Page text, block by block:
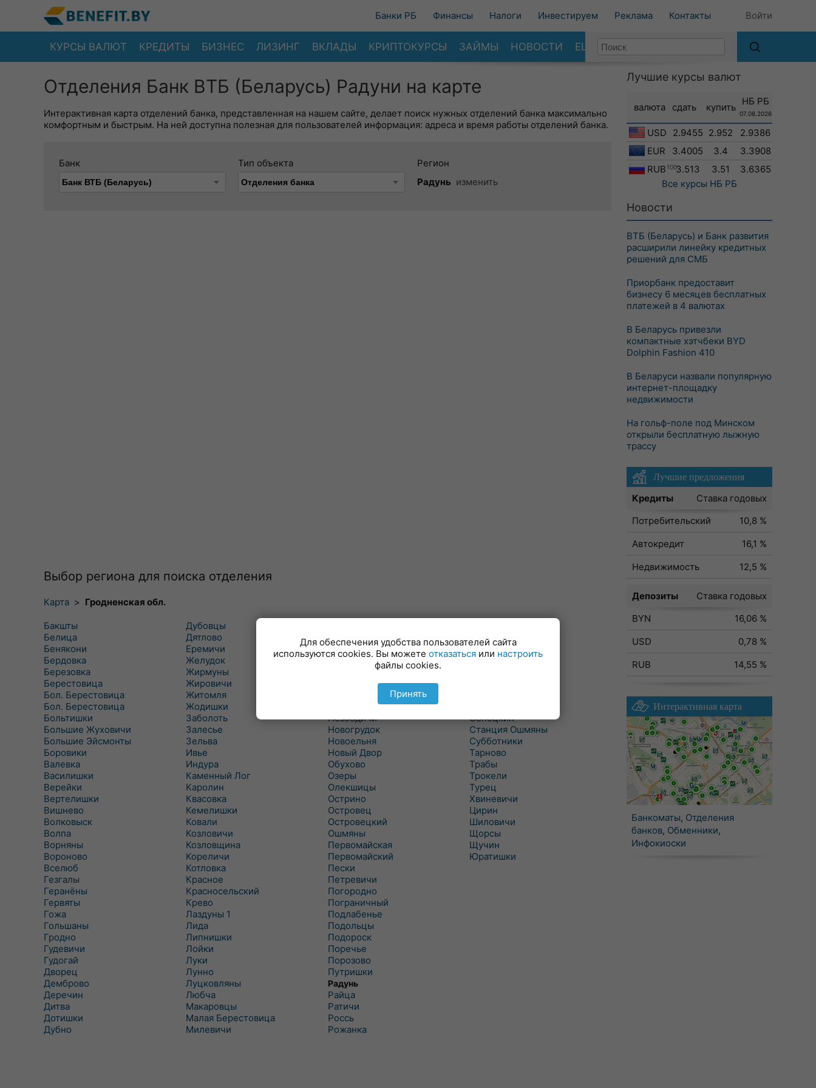
Банки РБ Финансы Налоги Инвестируем Реклама Контакты Войти
КУРСЫ ВАЛЮТ КРЕДИТЫ БИЗНЕС ЛИЗИНГ ВКЛАДЫ КРИПТОКУРСЫ ЗАЙМЫ НОВОСТИ ЕЩЕ
Отделения Банк ВТБ (Беларусь) Радуни на карте
Интерактивная карта отделений банка, представленная на нашем сайте, делает поиск нужных отделений банка максимально
комфортным и быстрым. На ней доступна полезная для пользователей информация: адреса и время работы отделений банка.
Банк Тип объекта
Регион
Радунь изменить
Выбор региона для поиска отделения
Карта > Гродненская обл.
Бакшты
Белица
Бенякони
Бердовка
Березовка
Берестовица
Бол. Берестовица
Бол. Берестовица
Больтишки
Большие Жуховичи
Большие Эйсмонты
Боровики
Валевка
Василишки
Верейки
Вертелишки
Вишнево
Волковыск
Волпа
Ворняны
Вороново
Вселюб
Гезгалы
Геранёны
Гервяты
Гожа
Гольшаны
Гродно
Гудевичи
Гудогай
Дворец
Демброво
Деречин
Дитва
Дотишки
Дубно
Дубовцы
Дятлово
Еремичи
Желудок
Жирмуны
Жировичи
Житомля
Жодишки
Заболоть
Залесье
Зельва
Ивье
Индура
Каменный Лог
Каролин
Квасовка
Кемелишки
Ковали
Козловичи
Козловщина
Кореличи
Котловка
Красное
Красносельский
Крево
Лаздуны 1
Лида
Липнишки
Лойки
Луки
Лунно
Луцковляны
Любча
Макаровцы
Малая Берестовица
Милевичи
Мир
Михалишки
Можейково
Мосты Правые
Незбодичи
Новогрудок
Новоельня
Новый Двор
Обухово
Озеры
Олекшицы
Острино
Островец
Островецкий
Ошмяны
Первомайская
Первомайский
Пески
Петревичи
Погородно
Пограничный
Подлабенье
Подольцы
Подороск
Поречье
Порозово
Путришки
Радунь
Райца
Ратичи
Роcсь
Рожанка
Свислочь
Скидель
Скрибовцы
Сопоцкин
Станция Ошмяны
Субботники
Тарново
Трабы
Трокели
Турец
Хвиневичи
Цирин
Шиловичи
Щорсы
Щучин
Юратишки
Лучшие курсы валют
валюта сдать купить
НБ РБ
07.08.2026
USD 2.9455 2.952
2.9386
EUR
3.4005 3.4
3.3908
RUB 1003.513 3.51
3.6365
Все курсы НБ РБ
Новости
ВТБ (Беларусь) и Банк развития
расширили линейку кредитных
решений для СМБ
Приорбанк предоставит
бизнесу 6 месяцев бесплатных
платежей в 4 валютах
В Беларусь привезли
компактные хэтчбеки BYD
Dolphin Fashion 410
В Беларуси назвали популярную
интернет-площадку
недвижимости
На гольф-поле под Минском
открыли бесплатную лыжную
трассу
Лучшие предложения
Кредиты
Ставка годовых
Потребительский
10,8 %
Автокредит
16,1 %
Недвижимость
12,5 %
Депозиты
Ставка годовых
BYN
16,06 %
USD
0,78 %
RUB
14,55 %
Интерактивная карта
Банкоматы, Отделения
банков, Обменники,
Инфокиоски
Для обеспечения удобства пользователей сайта
используются cookies. Вы можете отказаться или настроить
файлы cookies.
Принять